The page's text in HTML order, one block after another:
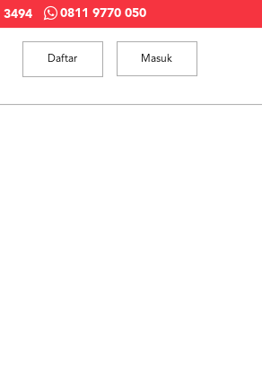
3494 0811 9770 050
Masuk
Daftar